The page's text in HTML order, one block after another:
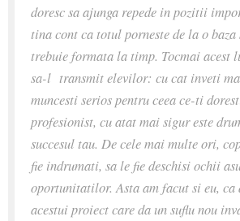
doresc sa ajunga repede in pozitii
tina cont ca totul porneste de la o
trebuie formata la timp. Tocmai acest
sa-l transmit elevilor: cu cat inveti
muncesti serios pentru ceea ce-ti
profesionist, cu atat mai sigur este
succesul tau. De cele mai multe ori,
fie indrumati, sa le fie deschisi ochii
oportunitatilor. Asta am facut si eu, ca
acestui proiect care da un suflu nou